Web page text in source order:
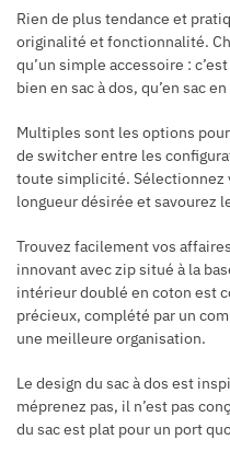
Rien de plus tendance et
originalité et fonctionnalité.
qu’un simple accessoire :
bien en sac à dos, qu’en sac
Multiples sont les options
de switcher entre les
toute simplicité. Sélectionnez
longueur désirée et savourez
Trouvez facilement vos
innovant avec zip situé à la
intérieur doublé en coton est
précieux, complété par un
une meilleure organisation.
Le design du sac à dos est
méprenez pas, il n’est pas
du sac est plat pour un port